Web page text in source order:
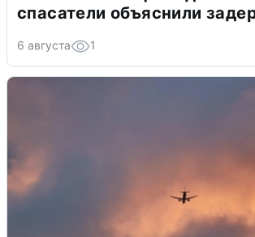
спасатели объяснили
6 августа 1